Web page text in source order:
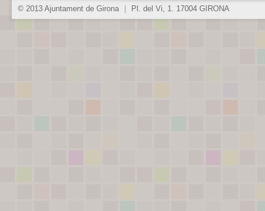
© 2013 Ajuntament de Girona Pl. del Vi, 1. 17004 GIRONA